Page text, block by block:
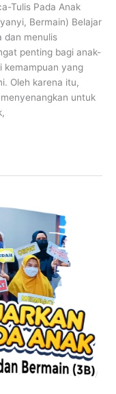
Tulis Pada Anak
Bermain) Belajar
dan menulis
penting bagi anak-
kemampuan yang
Oleh karena itu,
untuk